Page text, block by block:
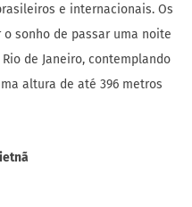
e internacionais. Os
sonho de passar uma noite
de Janeiro, contemplando
altura de até 396 metros